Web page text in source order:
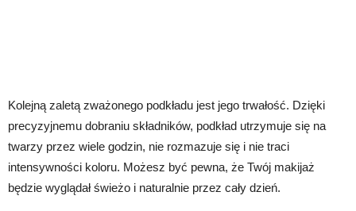
Kolejną zaletą zważonego podkładu jest jego trwałość. Dzięki
precyzyjnemu dobraniu składników, podkład utrzymuje się na
twarzy przez wiele godzin, nie rozmazuje się i nie traci
intensywności koloru. Możesz być pewna, że Twój makijaż
będzie wyglądał świeżo i naturalnie przez cały dzień.